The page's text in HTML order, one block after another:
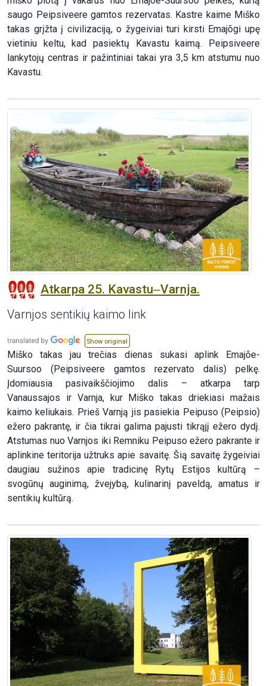
saugo Peipsiveere gamtos rezervatas. Kastre kaime Miško
takas grįžta į civilizaciją, o žygeiviai turi kirsti Emajõgi upę
vietiniu keltu, kad pasiektų Kavastu kaimą. Peipsiveere
lankytojų centras ir pažintiniai takai yra 3,5 km atstumu nuo
Kavastu.
Atkarpa 25. Kavastu‒Varnja.
Varnjos sentikių kaimo link
Show original
Miško takas jau trečias dienas sukasi aplink Emajõe-
Suursoo (Peipsiveere gamtos rezervato dalis) pelkę.
Įdomiausia pasivaikščiojimo dalis – atkarpa tarp
Vanaussajos ir Varnja, kur Miško takas driekiasi mažais
kaimo keliukais. Prieš Varnją jis pasiekia Peipuso (Peipsio)
ežero pakrantę, ir čia tikrai galima pajusti tikrąjį ežero dydį.
Atstumas nuo Varnjos iki Remniku Peipuso ežero pakrante ir
aplinkine teritorija užtruks apie savaitę. Šią savaitę žygeiviai
daugiau sužinos apie tradicinę Rytų Estijos kultūrą –
svogūnų auginimą, žvejybą, kulinarinį paveldą, amatus ir
sentikių kultūrą.